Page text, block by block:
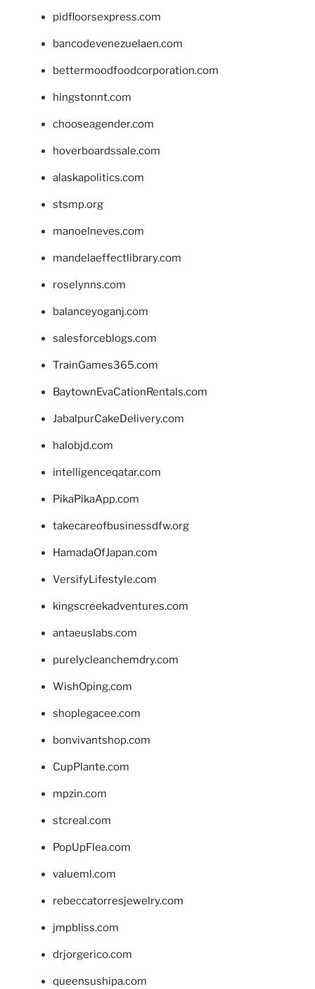
pidfloorsexpress.com
bancodevenezuelaen.com
bettermoodfoodcorporation.com
hingstonnt.com
chooseagender.com
hoverboardssale.com
alaskapolitics.com
stsmp.org
manoelneves.com
mandelaeffectlibrary.com
roselynns.com
balanceyoganj.com
salesforceblogs.com
TrainGames365.com
BaytownEvaCationRentals.com
JabalpurCakeDelivery.com
halobjd.com
intelligenceqatar.com
PikaPikaApp.com
takecareofbusinessdfw.org
HamadaOfJapan.com
VersifyLifestyle.com
kingscreekadventures.com
antaeuslabs.com
purelycleanchemdry.com
WishOping.com
shoplegacee.com
bonvivantshop.com
CupPlante.com
mpzin.com
stcreal.com
PopUpFlea.com
valueml.com
rebeccatorresjewelry.com
jmpbliss.com
drjorgerico.com
queensushipa.com